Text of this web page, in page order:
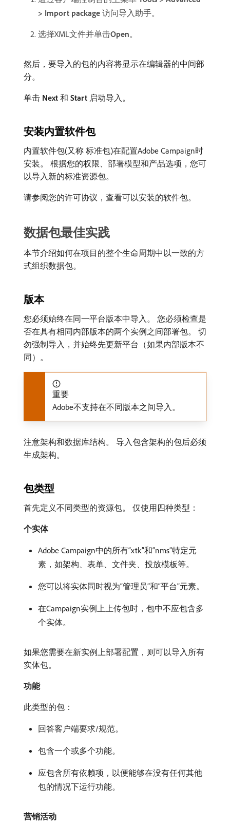
> Import package ​访问导入助手。
选择XML文件并单击​Open。
然后，要导入的包的内容将显示在编辑器的中间部
分。
单击​ Next ​和​ Start ​启动导入。
安装内置软件包
内置软件包(又称 标准包)在配置Adobe Campaign时
安装。 根据您的权限、部署模型和产品选项，您可
以导入新的标准资源包。
请参阅您的许可协议，查看可以安装的软件包。
数据包最佳实践
本节介绍如何在项目的整个生命周期中以一致的方
式组织数据包。
版本
您必须始终在同一平台版本中导入。 您必须检查是
否在具有相同内部版本的两个实例之间部署包。 切
勿强制导入，并始终先更新平台（如果内部版本不
同）。
重要
Adobe不支持在不同版本之间导入。
注意架构和数据库结构。 导入包含架构的包后必须
生成架构。
包类型
首先定义不同类型的资源包。 仅使用四种类型：
个实体
Adobe Campaign中的所有“xtk”和“nms”特定元
素，如架构、表单、文件夹、投放模板等。
您可以将实体同时视为“管理员”和“平台”元素。
在Campaign实例上上传包时，包中不应包含多
个实体。
如果您需要在新实例上部署配置，则可以导入所有
实体包。
功能
此类型的包：
回答客户端要求/规范。
包含一个或多个功能。
应包含所有依赖项，以便能够在没有任何其他
包的情况下运行功能。
营销活动